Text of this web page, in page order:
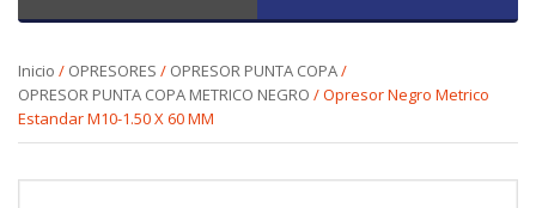
Inicio / OPRESORES / OPRESOR PUNTA COPA/
OPRESOR PUNTA COPA METRICO NEGRO / Opresor Negro Metrico
Estandar M10-1.50 X 60 MM